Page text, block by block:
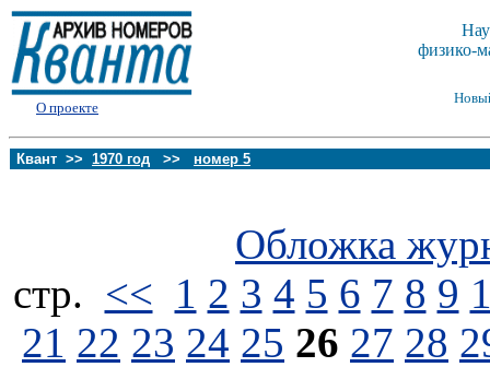
О проекте
физико-
Квант >> 1970 год >> номер 5
Обложка
стp. << 1 2 3 4 5 6 7 8 9
21 22 23 24 25 26 27 28